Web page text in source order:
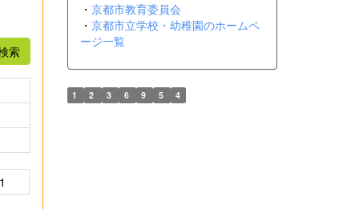
索
・ 京都市教育委員会
・ 京都市立学校・幼稚園のホームペ
ージ一覧
1 2 3 6 9 5 4